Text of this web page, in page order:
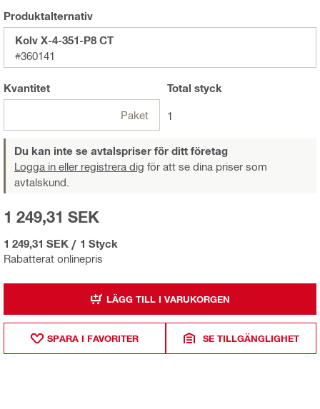
Produktalternativ
Kolv X-4-351-P8 CT
#360141
Kvantitet
Paket
Total styck
1
Du kan inte se avtalspriser för ditt företag
Logga in eller registrera dig för att se dina priser som
avtalskund.
Rabatterat onlinepris
1 249,31 SEK
1 249,31 SEK / 1 Styck
LÄGG TILL I VARUKORGEN
SPARA I FAVORITER SE TILLGÄNGLIGHET